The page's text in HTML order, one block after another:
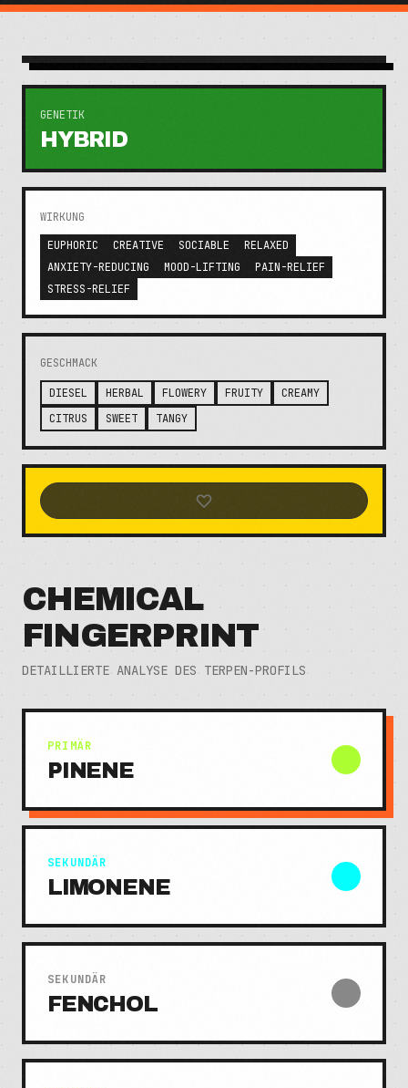
GENETIK
HYBRID
WIRKUNG
EUPHORIC
CREATIVE SOCIABLE
RELAXED
ANXIETY-REDUCING
MOOD-LIFTING
PAIN-RELIEF
STRESS-RELIEF
GESCHMACK
DIESEL HERBAL FLOWERY FRUITY
CREAMY
CITRUS
SWEET TANGY
CHEMICAL
FINGERPRINT
DETAILLIERTE ANALYSE DES TERPEN-PROFILS
PRIMÄR
PINENE
SEKUNDÄR
LIMONENE
SEKUNDÄR
FENCHOL